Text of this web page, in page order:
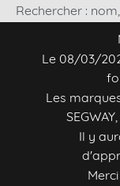
Le 08/03/
Les
Il y